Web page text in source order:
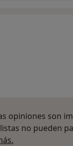
opiniones son
no pueden